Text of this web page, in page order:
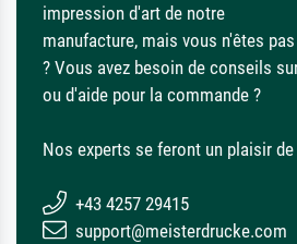
impression d'art de notre
manufacture, mais vous n'êtes
? Vous avez besoin de conseils
ou d'aide pour la commande ?
Nos experts se feront un plaisir de
+43 4257 29415
support@meisterdrucke.com